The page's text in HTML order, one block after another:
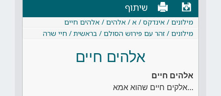
שיתוף
מילונים / אינדקס / א / אלהים / אלהים חיים
מילונים / זהר עם פירוש הסולם / בראשית / חיי שרה
אלהים חיים
אלהים חיים
...אלקים חיים שהוא אמא